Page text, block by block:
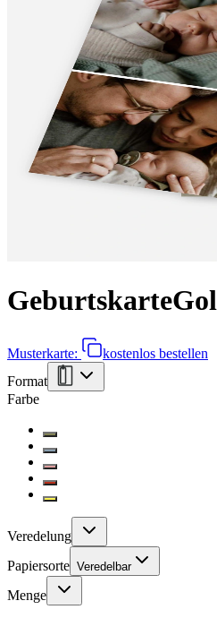
Geburtskarte
Musterkarte:
kostenlos bestellen
Format
Farbe
Veredelung
Papiersorte Veredelbar
Menge